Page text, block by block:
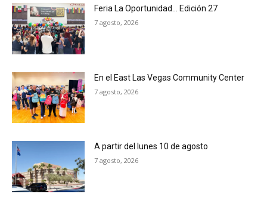
Feria La Oportunidad… Edición 27
7 agosto, 2026
En el East Las Vegas Community Center
7 agosto, 2026
A partir del lunes 10 de agosto
7 agosto, 2026